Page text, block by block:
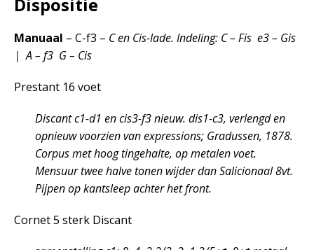
Manuaal – C-f3 – C en Cis-lade. Indeling: C – Fis e3 – Gis
| A – f3 G – Cis
Prestant 16 voet
Discant c1-d1 en cis3-f3 nieuw. dis1-c3, verlengd en
opnieuw voorzien van expressions; Gradussen, 1878.
Corpus met hoog tingehalte, op metalen voet.
Mensuur twee halve tonen wijder dan Salicionaal 8vt.
Pijpen op kantsleep achter het front.
Cornet 5 sterk Discant